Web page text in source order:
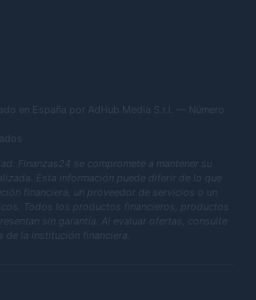
en España por AdHub Media S.r.l. — Número
Finanzas24 se compromete a mantener su
Esta información puede diferir de lo que
financiera, un proveedor de servicios o un
Todos los productos financieros, productos
sin garantía. Al evaluar ofertas, consulte
de la institución financiera.